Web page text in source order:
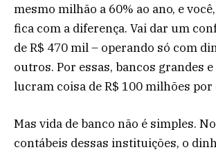
mesmo milhão a 60% ao ano, e
fica com a diferença. Vai dar um
de R$ 470 mil – operando só com
outros. Por essas, bancos grandes
lucram coisa de R$ 100 milhões por
Mas vida de banco não é simples.
contábeis dessas instituições, o